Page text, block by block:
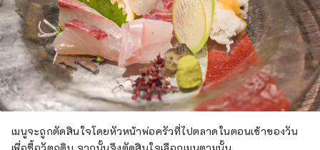
เมนูจะถูกตัดสินใจโดยหัวหน้าพ่อครัวที่ไปตลาดในตอนเช้าของวัน
เพื่อซื้อวัตถุดิบ จากนั้นจึงตัดสินใจเลือกเมนูตามนั้น